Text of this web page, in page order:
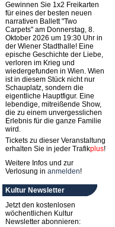
Gewinnen Sie 1x2 Freikarten
für eines der besten neuen
narrativen Ballett "Two
Carpets" am Donnerstag, 8.
Oktober 2026 um 19:30 Uhr in
der Wiener Stadthalle! Eine
epische Geschichte der Liebe,
verloren im Krieg und
wiedergefunden in Wien. Wien
ist in diesem Stück nicht nur
Schauplatz, sondern die
eigentliche Hauptfigur. Eine
lebendige, mitreißende Show,
die zu einem unvergesslichen
Erlebnis für die ganze Familie
wird.
Tickets zu dieser Veranstaltung
erhalten Sie in jeder Trafikplus!
Weitere Infos und zur
Verlosung in anmelden!
Kultur Newsletter
Jetzt den kostenlosen
wöchentlichen Kultur
Newsletter abonnieren: